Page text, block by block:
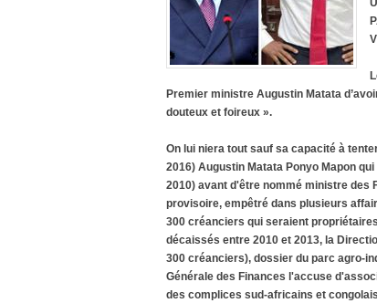
Premier ministre Augustin Matata
douteux et foireux ».
On lui niera tout sauf sa capacité à
2016) Augustin Matata Ponyo Mapon
2010) avant d'être nommé ministre des
provisoire, empêtré dans plusieurs
300 créanciers qui seraient
décaissés entre 2010 et 2013, la
300 créanciers), dossier du parc agro-
Générale des Finances l'accuse
des complices sud-africains et